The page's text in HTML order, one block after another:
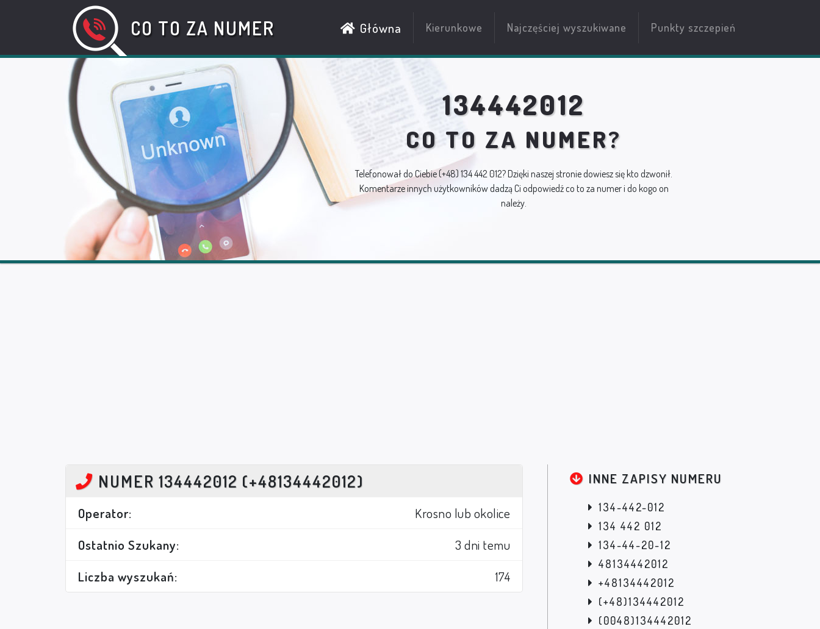
CO TO ZA NUMER Główna Kierunkowe Najczęściej wyszukiwane Punkty szczepień
134442012
CO TO ZA NUMER?
Telefonował do Ciebie(+48) 134 442 012? Dzięki naszej stronie dowiesz się kto dzwonił.
Komentarze innych użytkowników dadzą Ci odpowiedź co to za numer i do kogo on
należy.
NUMER 134442012 (+48134442012)
Operator:
Krosno lub okolice
Ostatnio Szukany:
3 dni temu
Liczba wyszukań:
174
INNE ZAPISY NUMERU
134-442-012
134 442 012
134-44-20-12
48134442012
+48134442012
(+48)134442012
(0048)134442012